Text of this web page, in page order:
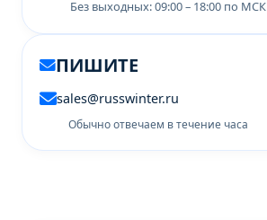
Без выходных: 09:00 – 18:00 по МСК
ПИШИТЕ
sales@russwinter.ru
Обычно отвечаем в течение часа